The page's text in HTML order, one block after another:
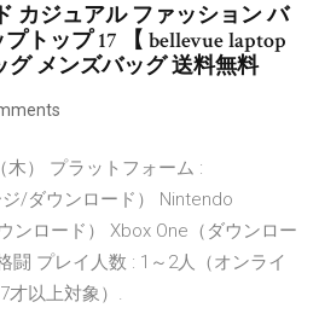
カジュアル ファッション バ
トップ 17 【 bellevue laptop
グ メンズバッグ 送料無料
木） プラットフォーム :
/ダウンロード） Nintendo
ンロード） Xbox One（ダウンロー
闘 プレイ人数 : 1～2人（オンライ
才以上対象）.